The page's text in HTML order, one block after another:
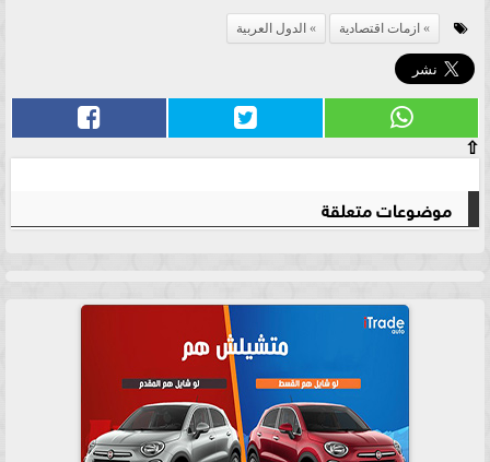
ازمات اقتصادية الدول العربية
⇧
موضوعات متعلقة